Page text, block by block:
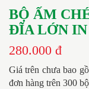
BỘ ẤM
ĐĨA LỚN
280.000 đ
Giá trên chưa bao
đơn hàng trên 300